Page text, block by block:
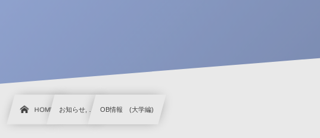
HOME お知らせ, … OB情報 (大学編)